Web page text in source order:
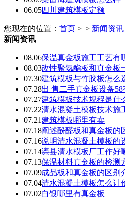
06.05四川建筑模板定额
您现在的位置： 首页 > > 新闻资讯
新闻资讯
08.06保温真金板施工工艺有
08.03改性聚氨酯板和真金板
07.30建筑模板与竹胶板怎么
07.28出 售二手真金板设备58
07.27建筑模板技术规程是什
07.22清水混凝土模板技术施
07.21建筑模板哪里有卖
07.18阐述酚醛板和真金板的
07.16说明清水混凝土模板的
07.14滦县清水模板厂工作好
07.13保温材料真金板的检测
07.09成品板和真金板的区别
07.04清水混凝土模板怎么计
07.02白银哪里有真金板